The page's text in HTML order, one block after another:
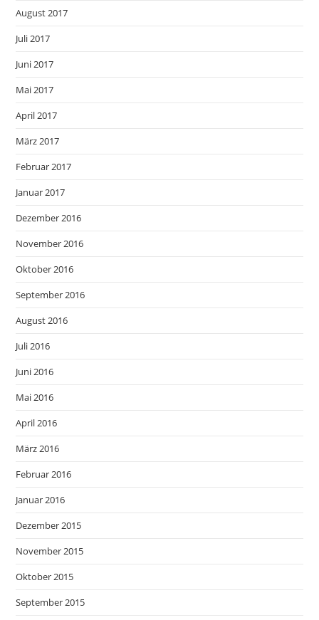
August 2017
Juli 2017
Juni 2017
Mai 2017
April 2017
März 2017
Februar 2017
Januar 2017
Dezember 2016
November 2016
Oktober 2016
September 2016
August 2016
Juli 2016
Juni 2016
Mai 2016
April 2016
März 2016
Februar 2016
Januar 2016
Dezember 2015
November 2015
Oktober 2015
September 2015